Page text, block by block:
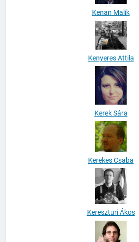
Kenan Malik
Kenyeres Attila
Kerek Sára
Kerekes Csaba
Kereszturi Ákos